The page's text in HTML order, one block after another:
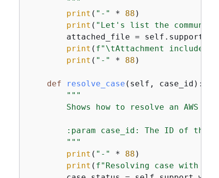
print ( "-" * 88 )
print ( "Let's list the
attached_file =
print ( f"\tAttachment
print ( "-" * 88 )
def resolve_case ( self, case_id ):
"""
Shows how to resolve an AWS
:param case_id: The ID of the
        """
print ( "-" * 88 )
print ( f"Resolving case with ID